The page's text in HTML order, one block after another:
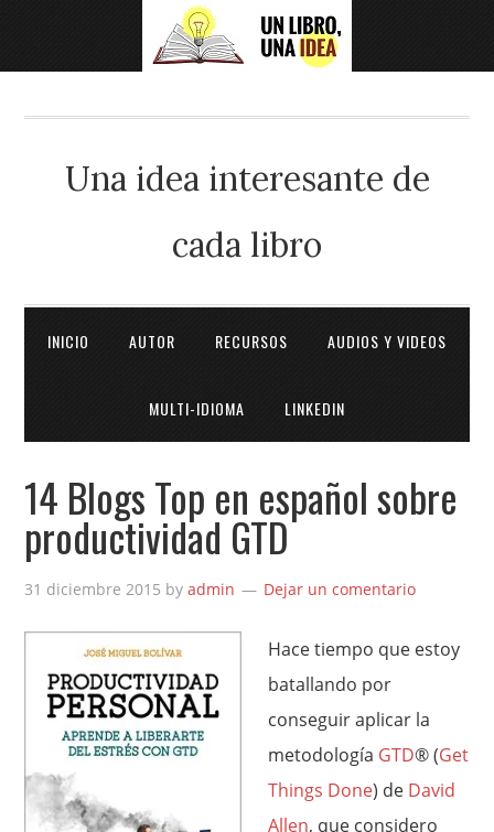
Una idea interesante de
cada libro
INICIO AUTOR RECURSOS AUDIOS Y VIDEOS
MULTI-IDIOMA LINKEDIN
14 Blogs Top en español sobre
productividad GTD
31 diciembre 2015 byadmin Dejar un comentario
Hace tiempo que estoy
batallando por
conseguir aplicar la
metodología GTD® (Get
Things Done) de David
Allen, que considero